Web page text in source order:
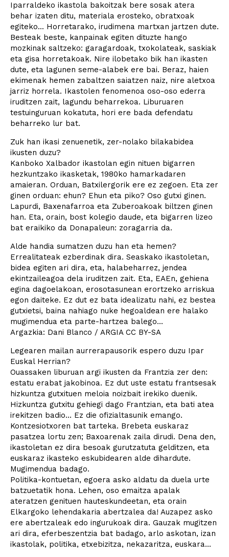
Iparraldeko ikastola bakoitzak bere sosak atera
behar izaten ditu, materiala erosteko, obratxoak
egiteko... Horretarako, irudimena martxan jartzen dute.
Besteak beste, kanpainak egiten dituzte hango
mozkinak saltzeko: garagardoak, txokolateak, saskiak
eta gisa horretakoak. Nire ilobetako bik han ikasten
dute, eta lagunen seme-alabek ere bai. Beraz, haien
ekimenak hemen zabaltzen saiatzen naiz, nire aletxoa
jarriz horrela. Ikastolen fenomenoa oso-oso ederra
iruditzen zait, lagundu beharrekoa. Liburuaren
testuinguruan kokatuta, hori ere bada defendatu
beharreko lur bat.
Zuk han ikasi zenuenetik, zer-nolako bilakabidea
ikusten duzu?
Kanboko Xalbador ikastolan egin nituen bigarren
hezkuntzako ikasketak, 1980ko hamarkadaren
amaieran. Orduan, Batxilergorik ere ez zegoen. Eta zer
ginen orduan: ehun? Ehun eta piko? Oso gutxi ginen.
Lapurdi, Baxenafarroa eta Zuberoakoak biltzen ginen
han. Eta, orain, bost kolegio daude, eta bigarren lizeo
bat eraikiko da Donapaleun: zoragarria da.
Alde handia sumatzen duzu han eta hemen?
Errealitateak ezberdinak dira. Seaskako ikastoletan,
bidea egiten ari dira, eta, halabeharrez, jendea
ekintzaileagoa dela iruditzen zait. Eta, EAEn, gehiena
egina dagoelakoan, erosotasunean erortzeko arriskua
egon daiteke. Ez dut ez bata idealizatu nahi, ez bestea
gutxietsi, baina nahiago nuke hegoaldean ere halako
mugimendua eta parte-hartzea balego...
Argazkia: Dani Blanco / ARGIA CC BY-SA
Legearen mailan aurrerapausorik espero duzu Ipar
Euskal Herrian?
Ouassaken liburuan argi ikusten da Frantzia zer den:
estatu erabat jakobinoa. Ez dut uste estatu frantsesak
hizkuntza gutxituen meloia noizbait irekiko duenik.
Hizkuntza gutxitu gehiegi dago Frantzian, eta bati atea
irekitzen badio… Ez die ofizialtasunik emango.
Kontzesiotxoren bat tarteka. Brebeta euskaraz
pasatzea lortu zen; Baxoarenak zaila dirudi. Dena den,
ikastoletan ez dira besoak gurutzatuta gelditzen, eta
euskaraz ikasteko eskubidearen alde dihardute.
Mugimendua badago.
Politika-kontuetan, egoera asko aldatu da duela urte
batzuetatik hona. Lehen, oso emaitza apalak
ateratzen genituen hauteskundeetan, eta orain
Elkargoko lehendakaria abertzalea da! Auzapez asko
ere abertzaleak edo ingurukoak dira. Gauzak mugitzen
ari dira, eferbeszentzia bat badago, arlo askotan, izan
ikastolak, politika, etxebizitza, nekazaritza, euskara...